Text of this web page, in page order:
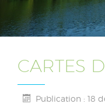
CARTES
Publication : 18